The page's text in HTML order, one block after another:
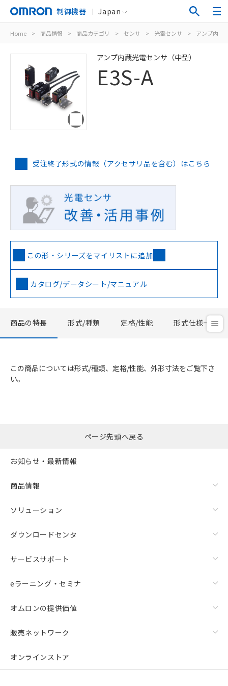
制御機器 Japan
Home > 商品情報 > 商品カテゴリ > センサ > 光電センサ > アンプ内蔵
アンプ内蔵光電センサ（中型）
E3S-A
受注終了形式の情報（アクセサリ品を含む）はこちら
この形・シリーズをマイリストに追加
カタログ/データシート/マニュアル
商品の特長 形式/種類 定格/性能 形式仕様一覧
この商品については形式/種類、定格/性能、外形寸法をご覧下さ
い。
ページ先頭へ戻る
お知らせ・最新情報
商品情報
ソリューション
ダウンロードセンタ
サービスサポート
eラーニング・セミナ
オムロンの提供価値
販売ネットワーク
オンラインストア